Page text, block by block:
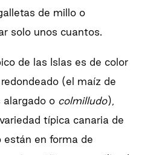
de millo o
solo unos cuantos.
de las Islas es de color
(el maíz de
alargado o colmilludo),
típica canaria de
están en forma de